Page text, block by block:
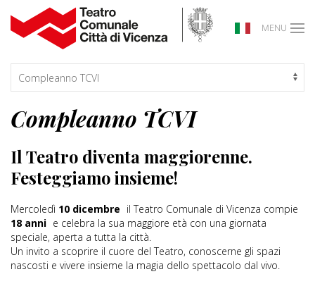
MENU
Compleanno TCVI
Il Teatro diventa maggiorenne.
Festeggiamo insieme!
Mercoledì 10 dicembre il Teatro Comunale di Vicenza compie
18 anni e celebra la sua maggiore età con una giornata
speciale, aperta a tutta la città.
Un invito a scoprire il cuore del Teatro, conoscerne gli spazi
nascosti e vivere insieme la magia dello spettacolo dal vivo.